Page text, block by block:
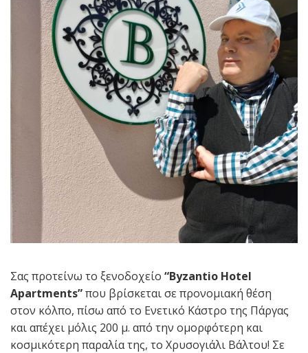
Σας προτείνω το ξενοδοχείο “Byzantio Hotel
Apartments”που βρίσκεται σε προνομιακή θέση
στον κόλπο, πίσω από το Ενετικό Κάστρο της Πάργας
και απέχει μόλις 200 μ. από την ομορφότερη και
κοσμικότερη παραλία της, το Χρυσογιάλι Βάλτου! Σε